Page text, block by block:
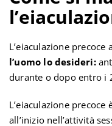
L’eiaculazione precoce
l’uomo lo desideri:
durante o dopo entro i
L’eiaculazione
all’inizio nell’attività